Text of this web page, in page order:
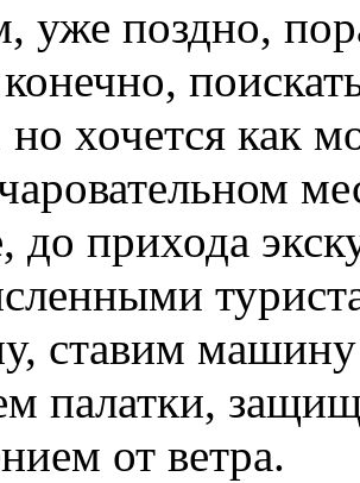
уже поздно,
но хочется как
до прихода
ставим
палатки,
от ветра.